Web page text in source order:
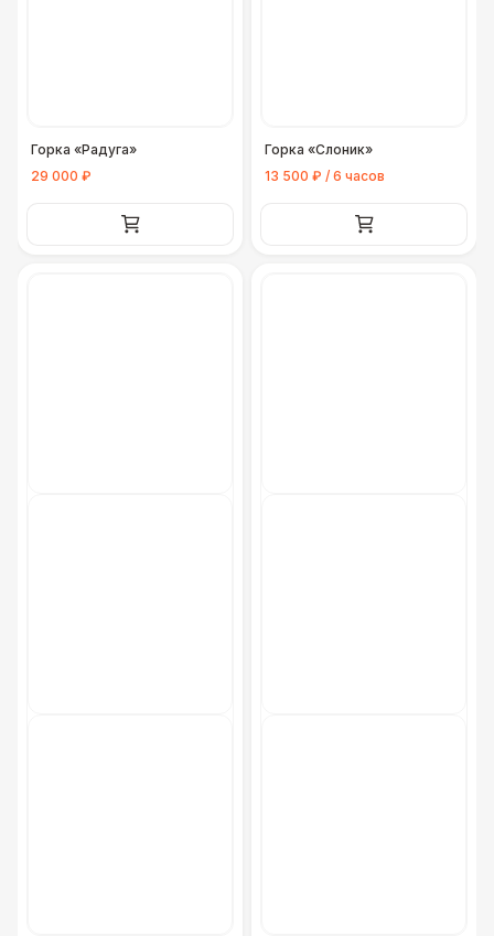
Горка «Радуга»
29 000 ₽
Горка «Слоник»
13 500 ₽ / 6 часов